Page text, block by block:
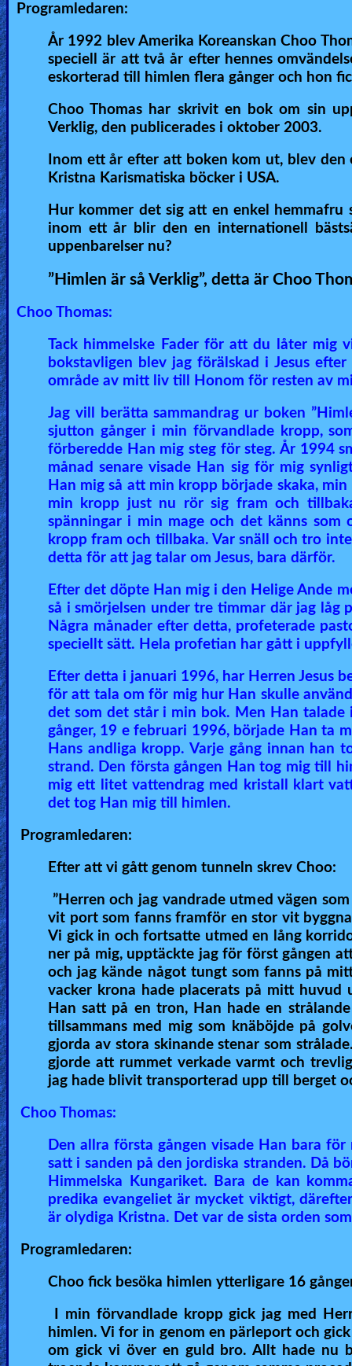
Bible
Movies
Gospel
Videos
Godly
Movies
CBN
Videos
Kids
Videos
Worship
Music
Vids
for
New
Believers
Heaven
Hell
Prayer
Bible/Study
Jesus
Warfare
Revelations
Testimonies
Evangelism
Documentaries
Islam
Programledaren:
År 1992 blev Amerika Koreanskan Choo
speciell är att två år efter hennes
eskorterad till himlen flera gånger och hon
Choo Thomas har skrivit en bok om sin
Verklig, den publicerades i oktober 2003.
Inom ett år efter att boken kom ut, blev
Kristna Karismatiska böcker i USA.
Hur kommer det sig att en enkel hemmafru
inom ett år blir den en internationell
uppenbarelser nu?
”Himlen är så Verklig”, detta är Choo
Choo Thomas:
Tack himmelske Fader för att du låter mig
bokstavligen blev jag förälskad i Jesus
område av mitt liv till Honom för resten av
Jag vill berätta sammandrag ur boken
sjutton gånger i min förvandlade kropp,
förberedde Han mig steg för steg. År 1994
månad senare visade Han sig för mig
Han mig så att min kropp började skaka,
min kropp just nu rör sig fram och
spänningar i min mage och det känns
kropp fram och tillbaka. Var snäll och tro
detta för att jag talar om Jesus, bara därför.
Efter det döpte Han mig i den Helige Ande
så i smörjelsen under tre timmar där jag låg
Några månader efter detta, profeterade
speciellt sätt. Hela profetian har gått i
Efter detta i januari 1996, har Herren Jesus
för att tala om för mig hur Han skulle
det som det står i min bok. Men Han
gånger, 19 e februari 1996, började Han ta
Hans andliga kropp. Varje gång innan
strand. Den första gången Han tog mig till
mig ett litet vattendrag med kristall klart
det tog Han mig till himlen.
Programledaren:
Efter att vi gått genom tunneln skrev Choo:
”Herren och jag vandrade utmed vägen
vit port som fanns framför en stor vit
Vi gick in och fortsatte utmed en lång
ner på mig, upptäckte jag för först gången
och jag kände något tungt som fanns på
vacker krona hade placerats på mitt
Han satt på en tron, Han hade en
tillsammans med mig som knäböjde på
gjorda av stora skinande stenar som
gjorde att rummet verkade varmt och
jag hade blivit transporterad upp till berget
Choo Thomas:
Den allra första gången visade Han bara
satt i sanden på den jordiska stranden. Då
Himmelska Kungariket. Bara de kan
predika evangeliet är mycket viktigt,
är olydiga Kristna. Det var de sista orden
Programledaren:
Choo fick besöka himlen ytterligare 16
I min förvandlade kropp gick jag med
himlen. Vi for in genom en pärleport och
om gick vi över en guld bro. Allt hade nu